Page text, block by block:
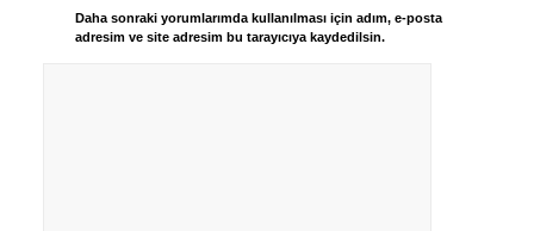
Daha sonraki yorumlarımda kullanılması için adım, e-posta
adresim ve site adresim bu tarayıcıya kaydedilsin.